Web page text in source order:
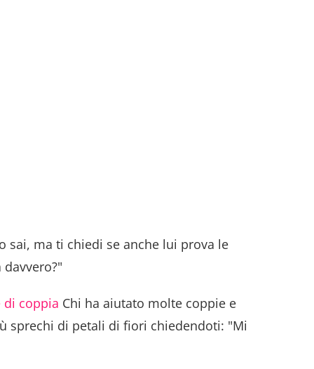
sai, ma ti chiedi se anche lui prova le
di coppia Chi ha aiutato molte coppie e
sprechi di petali di fiori chiedendoti: "Mi